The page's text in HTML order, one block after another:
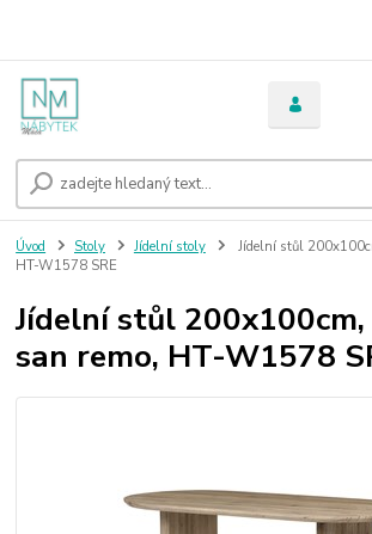
Úvod Stoly Jídelní stoly
Jídelní stůl
HT-W1578 SRE
Jídelní stůl
san remo, HT-W1578